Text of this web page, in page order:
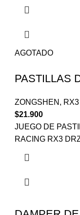
AGOTADO
PASTILLAS
ZONGSHEN , RX3
$21.900
JUEGO DE
RACING RX3